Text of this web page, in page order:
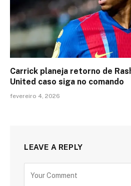
Carrick planeja retorno de
United caso siga no comando
fevereiro 4, 2026
LEAVE A REPLY